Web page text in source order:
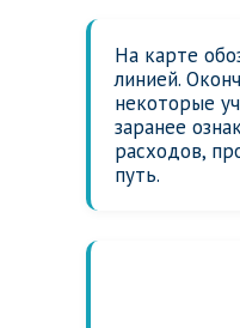
На карте
линией.
некоторые
заранее
расходов,
путь.